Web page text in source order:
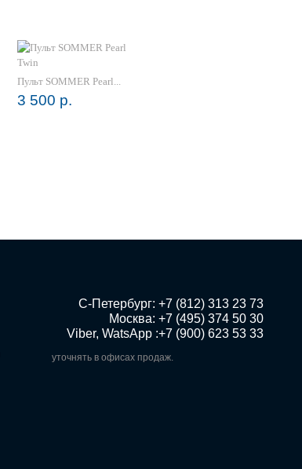
Пульт SOMMER Pearl...
3 500 р.
Москва: +7 (495) 374 50 30
Viber, WatsApp :+7 (900) 623 53 33
уточнять в офисах продаж.